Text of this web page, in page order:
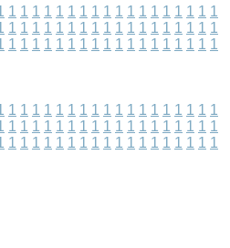
1 1 1 1 1 1 1 1 1 1 1 1 1 1 1 1 1 1
1 1 1 1 1 1 1 1 1 1 1 1 1 1 1 1 1 1
1 1 1 1 1 1 1 1 1 1 1 1 1 1 1 1 1 1
1 1 1 1 1 1 1 1 1 1 1 1 1 1 1 1 1 1
1 1 1 1 1 1 1 1 1 1 1 1 1 1 1 1 1 1
1 1 1 1 1 1 1 1 1 1 1 1 1 1 1 1 1 1